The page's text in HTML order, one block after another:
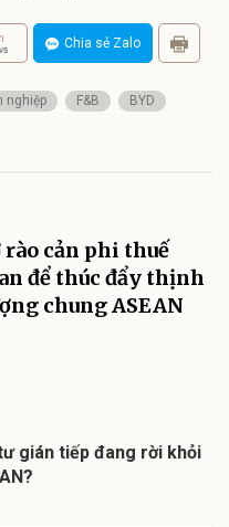
Chia sẻ Zalo
nghiệp F&B
BYD
rào cản phi thuế
để thúc đẩy thịnh
chung ASEAN
gián tiếp đang rời khỏi